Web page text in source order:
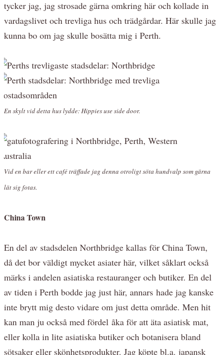
tycker jag, jag strosade gärna omkring här och kollade in
vardagslivet och trevliga hus och trädgårdar. Här skulle jag
kunna bo om jag skulle bosätta mig i Perth.
En skylt vid detta hus lydde: Hippies use side door.
Vid en bar eller ett café träffade jag denna otroligt söta hundvalp som gärna
lät sig fotas.
China Town
En del av stadsdelen Northbridge kallas för China Town,
då det bor väldigt mycket asiater här, vilket såklart också
märks i andelen asiatiska restauranger och butiker. En del
av tiden i Perth bodde jag just här, annars hade jag kanske
inte brytt mig desto vidare om just detta område. Men hit
kan man ju också med fördel åka för att äta asiatisk mat,
eller kolla in lite asiatiska butiker och botanisera bland
sötsaker eller skönhetsprodukter. Jag köpte bl.a. japansk